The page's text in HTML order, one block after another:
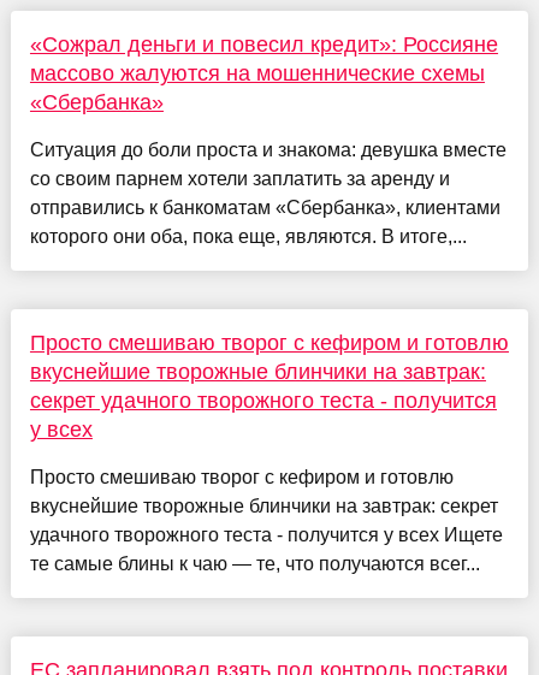
«Сожрал деньги и повесил кредит»: Россияне
массово жалуются на мошеннические схемы
«Сбербанка»
Ситуация до боли проста и знакома: девушка вместе
со своим парнем хотели заплатить за аренду и
отправились к банкоматам «Сбербанка», клиентами
которого они оба, пока еще, являются. В итоге,...
Просто смешиваю творог с кефиром и готовлю
вкуснейшие творожные блинчики на завтрак:
секрет удачного творожного теста - получится
у всех
Просто смешиваю творог с кефиром и готовлю
вкуснейшие творожные блинчики на завтрак: секрет
удачного творожного теста - получится у всех Ищете
те самые блины к чаю — те, что получаются всег...